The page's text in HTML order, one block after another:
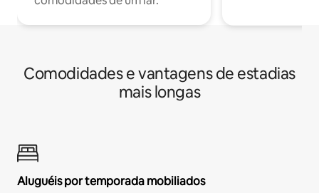
Comodidades e vantagens de estadias
mais longas
Aluguéis por temporada mobiliados